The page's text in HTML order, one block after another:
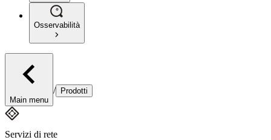
Osservabilità
Main menu
/ Prodotti
Servizi di rete